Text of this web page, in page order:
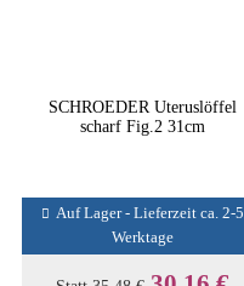
SCHROEDER Uteruslöffel
scharf Fig.2 31cm
Auf Lager - Lieferzeit ca. 2-5
Werktage